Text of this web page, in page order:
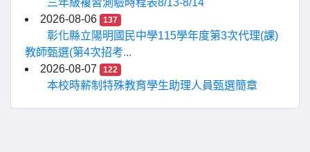
三年級複習測驗時程表8/13-8/14
2026-08-06
137
彰化縣立陽明國民中學115學年度第3次代理(課)
教師甄選(第4次招考...
2026-08-07
122
本校時薪制特殊教育學生助理人員甄選簡章